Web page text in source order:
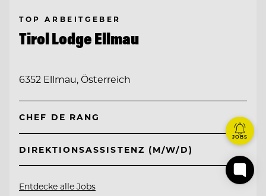
TOP ARBEITGEBER
Tirol Lodge Ellmau
6352 Ellmau, Österreich
CHEF DE RANG
DIREKTIONSASSISTENZ (M/W/D)
Entdecke alle Jobs
JOBS